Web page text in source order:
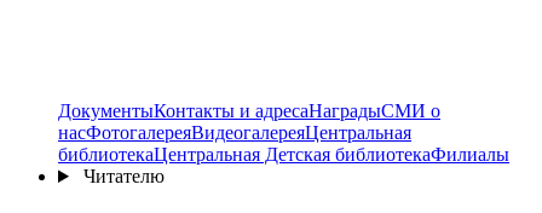
ДокументыКонтакты и адресаНаградыСМИ о
насФотогалереяВидеогалереяЦентральная
библиотекаЦентральная Детская библиотекаФилиалы
Читателю